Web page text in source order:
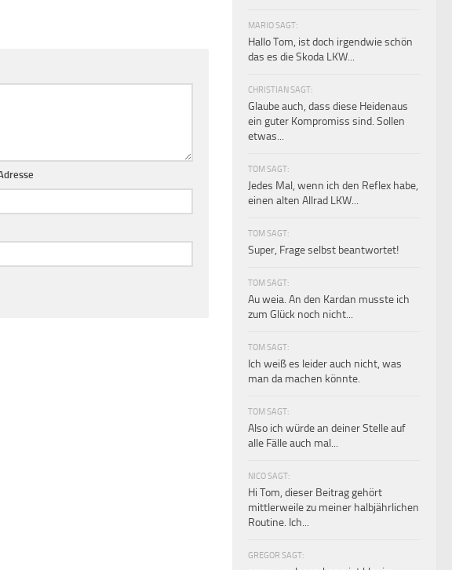
MARIO SAGT:
Hallo Tom, ist doch irgendwie schön
das es die Skoda LKW...
CHRISTIAN SAGT:
Glaube auch, dass diese Heidenaus
ein guter Kompromiss sind. Sollen
etwas...
TOM SAGT:
Jedes Mal, wenn ich den Reflex habe,
einen alten Allrad LKW...
TOM SAGT:
Super, Frage selbst beantwortet!
TOM SAGT:
Au weia. An den Kardan musste ich
zum Glück noch nicht...
TOM SAGT:
Ich weiß es leider auch nicht, was
man da machen könnte.
TOM SAGT:
Also ich würde an deiner Stelle auf
alle Fälle auch mal...
NICO SAGT:
Hi Tom, dieser Beitrag gehört
mittlerweile zu meiner halbjährlichen
Routine. Ich...
GREGOR SAGT: